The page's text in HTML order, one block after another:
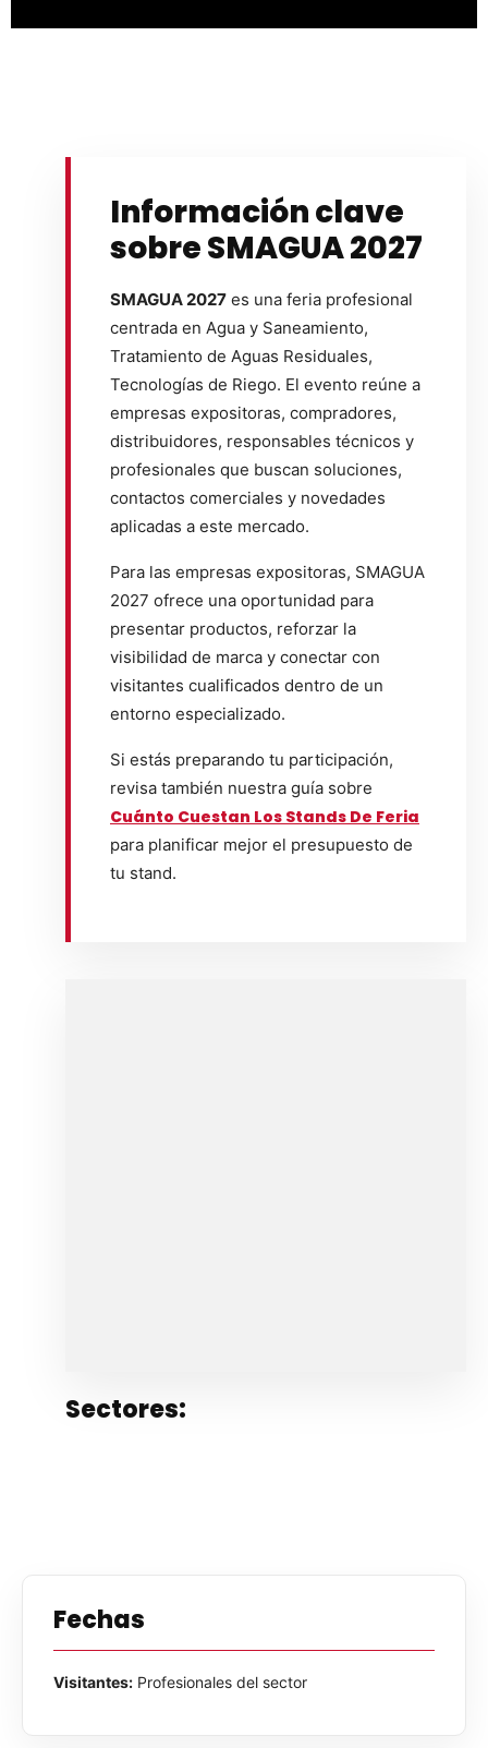
Información clave
sobre SMAGUA 2027
SMAGUA 2027 es una feria profesional
centrada en Agua y Saneamiento,
Tratamiento de Aguas Residuales,
Tecnologías de Riego. El evento reúne a
empresas expositoras, compradores,
distribuidores, responsables técnicos y
profesionales que buscan soluciones,
contactos comerciales y novedades
aplicadas a este mercado.
Para las empresas expositoras, SMAGUA
2027 ofrece una oportunidad para
presentar productos, reforzar la
visibilidad de marca y conectar con
visitantes cualificados dentro de un
entorno especializado.
Si estás preparando tu participación,
revisa también nuestra guía sobre
Cuánto Cuestan Los Stands De Feria
para planificar mejor el presupuesto de
tu stand.
Sectores:
Fechas
Visitantes: Profesionales del sector